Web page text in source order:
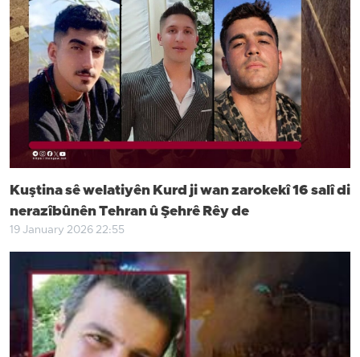
Kuştina sê welatiyên Kurd ji wan zarokekî 16 salî di
nerazîbûnên Tehran û Şehrê Rêy de
19 January 2026 22:55